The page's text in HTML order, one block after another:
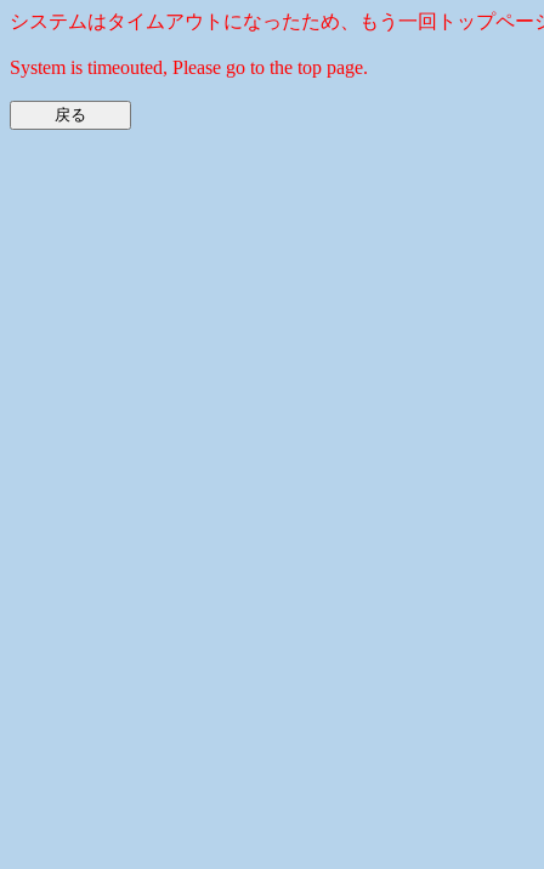
システムはタイムアウトになったため、もう一回トップペー
System is timeouted, Please go to the top page.